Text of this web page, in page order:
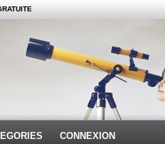
CONNEXION